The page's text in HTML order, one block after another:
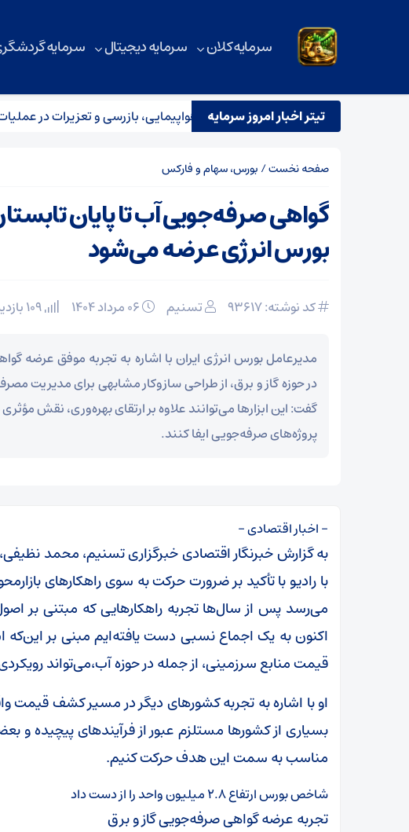
سرمایه کلان سرمایه دیجیتال سرمایه
تیتر اخبار امروز سرمایه
استقرار تیم مشترک نظارتی سازمان هواپیمایی، بازرسی و تعزیرات در عملیات
صفحه نخست/ بورس، سهام و فارکس
گواهی صرفه‌جویی آب تا پایان
بورس انرژی عرضه می‌شود
کد نوشته: 93617 تسنیم
مدیرعامل بورس انرژی ایران با اشاره به تجربه موفق عرضه
در حوزه گاز و برق، از طراحی سازوکار مشابهی برای مدیریت
گفت: این ابزارها می‌توانند علاوه بر ارتقای بهره‌وری، نقش
پروژه‌های صرفه‌جویی ایفا کنند.
– اخبار اقتصادی –
به گزارش خبرنگار اقتصادی خبرگزاری تسنیم، محمد
با رادیو با تأکید بر ضرورت حرکت به سوی راهکارهای
می‌رسد پس از سال‌ها تجربه راهکارهایی که مبتنی بر اصول
اکنون به یک اجماع نسبی دست یافته‌ایم مبنی بر این‌که
قیمت منابع سرزمینی، از جمله در حوزه آب،می‌تواند
او با اشاره به تجربه کشورهای دیگر در مسیر کشف قیمت
بسیاری از کشورها مستلزم عبور از فرآیندهای پیچیده و
مناسب به سمت این هدف حرکت کنیم.
شاخص بورس ارتفاع ۲.۸ میلیون واحد را از دست داد
تجربه عرضه گواهی صرفه‌جویی گاز و برق